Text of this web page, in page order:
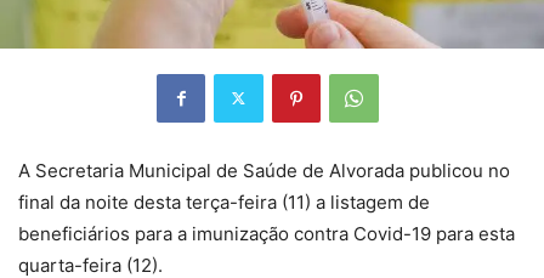
A Secretaria Municipal de Saúde de Alvorada publicou no
final da noite desta terça-feira (11) a listagem de
beneficiários para a imunização contra Covid-19 para esta
quarta-feira (12).